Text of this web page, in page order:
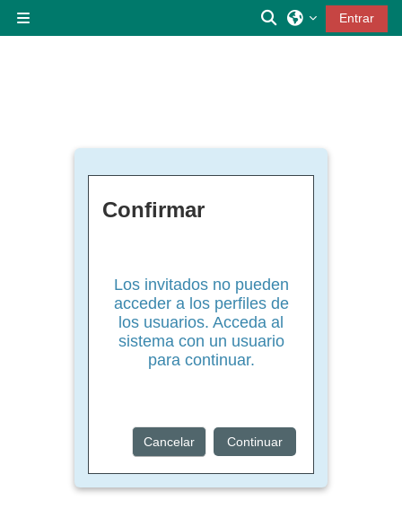
Selector de
Entrar
Confirmar
Los invitados no pueden
acceder a los perfiles de
los usuarios. Acceda al
sistema con un usuario
para continuar.
Cancelar Continuar